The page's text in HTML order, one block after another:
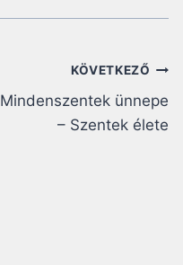
KÖVETKEZŐ
Mindenszentek ünnepe
– Szentek élete